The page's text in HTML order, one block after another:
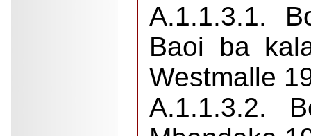
A.1.1.3.1.
Baoi ba
Westmalle
A.1.1.3.2.